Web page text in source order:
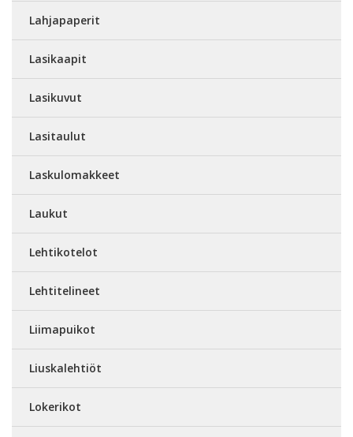
Lahjapaperit
Lasikaapit
Lasikuvut
Lasitaulut
Laskulomakkeet
Laukut
Lehtikotelot
Lehtitelineet
Liimapuikot
Liuskalehtiöt
Lokerikot